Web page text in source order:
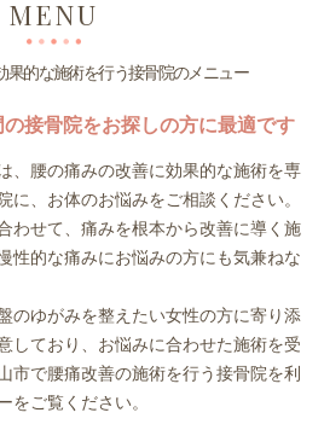
果的な施術を行う接骨院のメニュー
MENU
接骨院をお探しの方に最適です
、腰の痛みの改善に効果的な施術を専
に、お体のお悩みをご相談ください。
わせて、痛みを根本から改善に導く施
性的な痛みにお悩みの方にも気兼ねな
のゆがみを整えたい女性の方に寄り添
しており、お悩みに合わせた施術を受
市で腰痛改善の施術を行う接骨院を利
をご覧ください。